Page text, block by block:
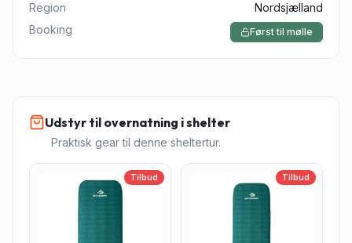
Region
Nordsjælland
Booking
Først til mølle
Udstyr til overnatning i shelter
Praktisk gear til denne sheltertur.
Tilbud Tilbud